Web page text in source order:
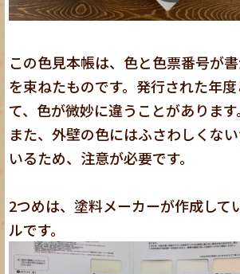
この色見本帳は、色と色票番号が
を束ねたものです。発行された年
て、色が微妙に違うことがあります。
また、外壁の色にはふさわしくな
いるため、注意が必要です。
2つめは、塗料メーカーが作成して
ルです。